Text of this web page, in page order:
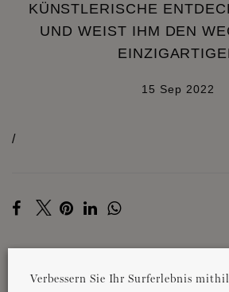
KÜNSTLERISCHE
UND WEIST IHM DEN
15 Sep 2022
/
ZURÜCK ZU DEN
Verbessern Sie Ihr Surferlebnis